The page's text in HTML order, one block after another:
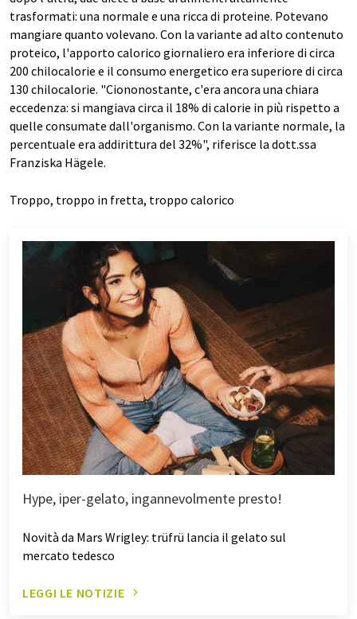
trasformati: una normale e una ricca di proteine. Potevano
mangiare quanto volevano. Con la variante ad alto contenuto
proteico, l'apporto calorico giornaliero era inferiore di circa
200 chilocalorie e il consumo energetico era superiore di circa
130 chilocalorie. "Ciononostante, c'era ancora una chiara
eccedenza: si mangiava circa il 18% di calorie in più rispetto a
quelle consumate dall'organismo. Con la variante normale, la
percentuale era addirittura del 32%", riferisce la dott.ssa
Franziska Hägele.
Troppo, troppo in fretta, troppo calorico
Hype, iper-gelato, ingannevolmente presto!
Novità da Mars Wrigley: trüfrü lancia il gelato sul
mercato tedesco
LEGGI LE NOTIZIE